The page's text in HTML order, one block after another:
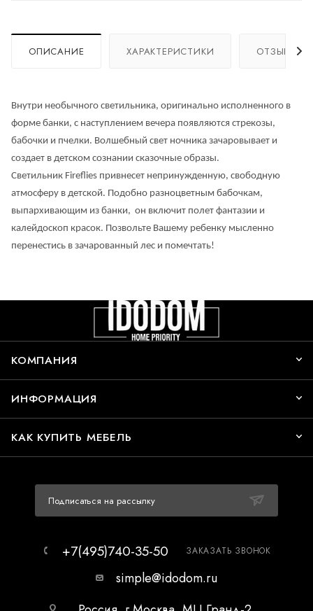
ОПИСАНИЕ ХАРАКТЕРИСТИКИ ОТЗЫВЫ
Внутри необычного светильника, оригинально исполненного в
форме банки, с наступлением вечера появляются стрекозы,
бабочки и пчелки. Волшебный свет ночника зачаровывает и
создает в детском сознании сказочные образы.
Светильник Fireflies привнесет непринужденную, свободную
атмосферу в детской. Подобно разноцветным бабочкам,
выпархивающим из банки, он включит полет фантазии и
калейдоскоп красок. Позвольте Вашему ребенку мысленно
перенестись в зачарованный лес и помечтать!
КОМПАНИЯ
ИНФОРМАЦИЯ
КАК КУПИТЬ МЕБЕЛЬ
Подписаться на рассылку
+7(495)740-35-50 ЗАКАЗАТЬ ЗВОНОК
simple@idodom.ru